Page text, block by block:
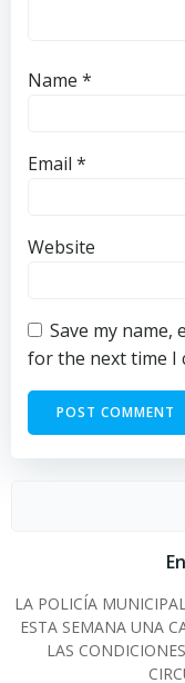
Name *
Email *
Website
Save my name,
for the next time I
LA POLICÍA
ESTA SEMANA UNA
LAS